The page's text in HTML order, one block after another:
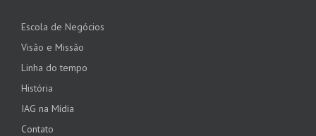
Escola de Negócios
Visão e Missão
Linha do tempo
História
IAG na Mídia
Contato